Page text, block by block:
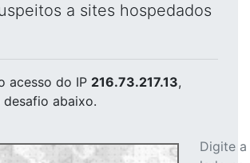
a sites hospedados
acesso do IP 216.73.217.13,
abaixo.
Digite